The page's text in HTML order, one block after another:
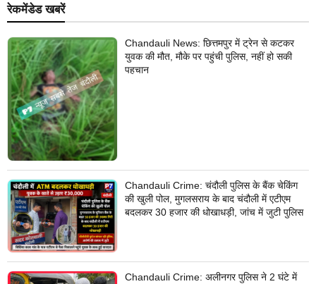
रेकमेंडेड खबरें
Chandauli News: छित्तमपुर में ट्रेन से कटकर
युवक की मौत, मौके पर पहुंची पुलिस, नहीं हो सकी
पहचान
Chandauli Crime: चंदौली पुलिस के बैंक चेकिंग
की खुली पोल, मुगलसराय के बाद चंदौली में एटीएम
बदलकर 30 हजार की धोखाधड़ी, जांच में जुटी पुलिस
Chandauli Crime: अलीनगर पुलिस ने 2 घंटे में